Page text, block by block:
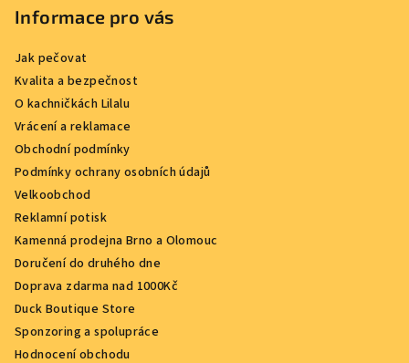
Informace pro vás
Jak pečovat
Kvalita a bezpečnost
O kachničkách Lilalu
Vrácení a reklamace
Obchodní podmínky
Podmínky ochrany osobních údajů
Velkoobchod
Reklamní potisk
Kamenná prodejna Brno a Olomouc
Doručení do druhého dne
Doprava zdarma nad 1000Kč
Duck Boutique Store
Sponzoring a spolupráce
Hodnocení obchodu